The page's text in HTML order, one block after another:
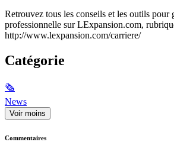
Retrouvez tous les conseils et les outils pour
professionnelle sur LExpansion.com,
http://www.lexpansion.com/carriere/
Catégorie
🗞
News
Voir moins
Commentaires